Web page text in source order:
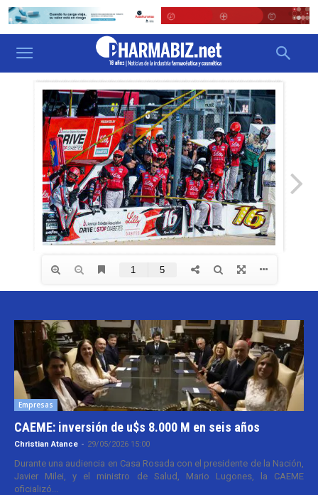
Empresas
CAEME: inversión de u$s 8.000 M en seis años
Christian Atance - 29/05/2026 15:00
Durante una audiencia en Casa Rosada con el presidente de la Nación,
Javier Milei, y el ministro de Salud, Mario Lugones, la CAEME
oficializó...